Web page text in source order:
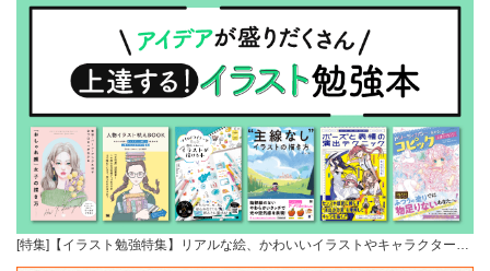
[特集]【イラスト勉強特集】リアルな絵、かわいいイラストやキャラクター…